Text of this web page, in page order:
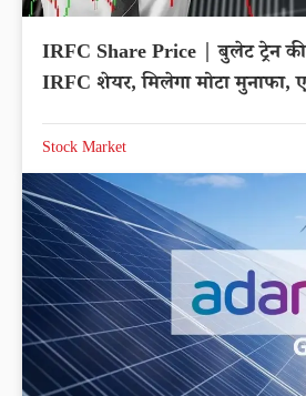
IRFC Share Price | बुलेट ट्रेन की
IRFC शेयर, मिलेगा मोटा मुनाफा,
Stock Market